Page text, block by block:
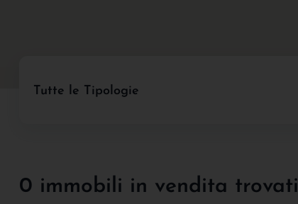
Tutte le Tipologie
0 immobili in vendita trovati